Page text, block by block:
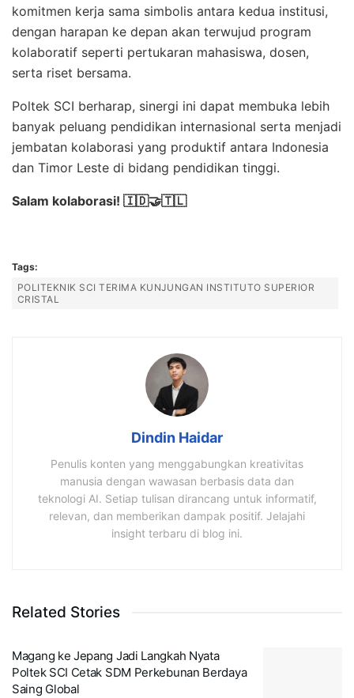
komitmen kerja sama simbolis antara kedua institusi,
dengan harapan ke depan akan terwujud program
kolaboratif seperti pertukaran mahasiswa, dosen,
serta riset bersama.
Poltek SCI berharap, sinergi ini dapat membuka lebih
banyak peluang pendidikan internasional serta menjadi
jembatan kolaborasi yang produktif antara Indonesia
dan Timor Leste di bidang pendidikan tinggi.
Salam kolaborasi! 🇮🇩🤝🇹🇱
Tags:
POLITEKNIK SCI TERIMA KUNJUNGAN INSTITUTO SUPERIOR
CRISTAL
Dindin Haidar
Penulis konten yang menggabungkan kreativitas
manusia dengan wawasan berbasis data dan
teknologi AI. Setiap tulisan dirancang untuk informatif,
relevan, dan memberikan dampak positif. Jelajahi
insight terbaru di blog ini.
Related Stories
Magang ke Jepang Jadi Langkah Nyata
Poltek SCI Cetak SDM Perkebunan Berdaya
Saing Global